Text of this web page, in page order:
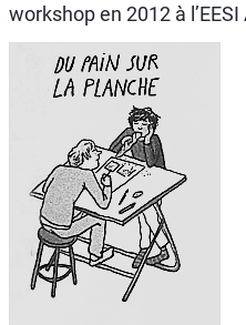
workshop en 2012 à